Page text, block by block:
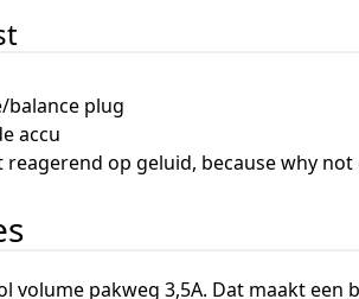
balance plug
accu
reagerend op geluid, because why not
volume pakweg 3,5A. Dat maakt